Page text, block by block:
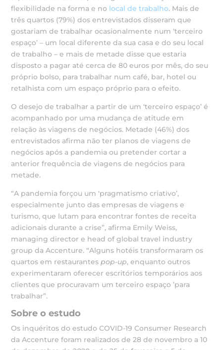
flexibilidade na forma e no local de trabalho. Mais de
três quartos (79%) dos entrevistados disseram que
gostariam de trabalhar ocasionalmente num ‘terceiro
espaço’ – um local diferente da sua casa e do seu local
de trabalho – e mais de metade disse que estaria
disposto a pagar até cerca de 80 euros por mês, do seu
próprio bolso, para trabalhar num café, bar, hotel ou
retalhista com um espaço próprio para o efeito.
O desejo de trabalhar a partir de um ‘terceiro espaço’ é
acompanhado por uma mudança de atitude em
relação às viagens de negócios. Metade (46%) dos
entrevistados afirma não ter planos de viagens de
negócios após a pandemia ou pretender cortar a
anterior frequência de viagens de negócios para
metade.
“A pandemia forçou um ‘pragmatismo criativo’,
especialmente junto das empresas de viagens e
turismo, que lutam para encontrar fontes de receita
adicionais durante a crise”, afirma Emily Weiss,
managing director e head of global travel industry
group da Accenture. “Alguns hotéis transformaram os
quartos em restaurantespop-up, enquanto outros
experimentaram oferecer escritórios temporários aos
clientes que procuravam um terceiro espaço ’para
trabalhar”.
Sobre o estudo
Os inquéritos do estudo COVID-19 Consumer Research
da Accenture foram realizados de 28 de novembro a 10